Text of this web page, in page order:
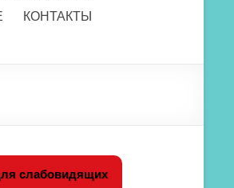
КОНТАКТЫ
слабовидящих